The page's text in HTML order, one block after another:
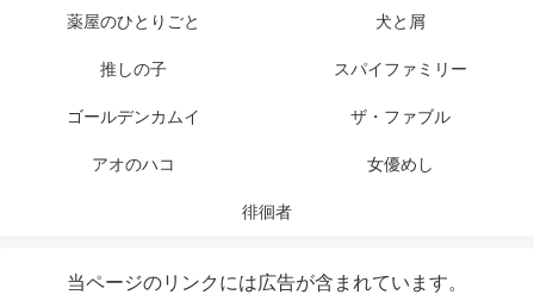
薬屋のひとりごと 犬と屑
推しの子 スパイファミリー
ゴールデンカムイ ザ・ファブル
アオのハコ 女優めし
徘徊者
当ページのリンクには広告が含まれています。